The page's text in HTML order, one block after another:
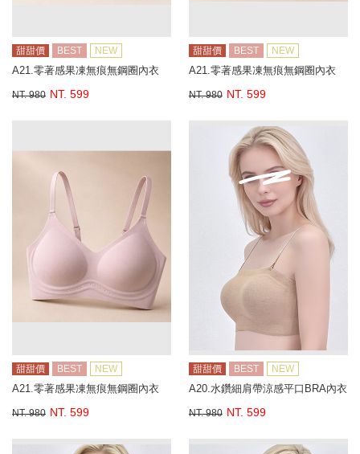
甜甜價 BEST NEW
A21.零著感果凍無痕無鋼圈內衣
NT. 980 NT. 599
甜甜價 BEST NEW
A21.零著感果凍無痕無鋼圈內衣
NT. 980 NT. 599
甜甜價 BEST NEW
A21.零著感果凍無痕無鋼圈內衣
NT. 980 NT. 599
甜甜價 BEST NEW
A20.水鑽細肩帶涼感平口BRA內衣
NT. 980 NT. 599